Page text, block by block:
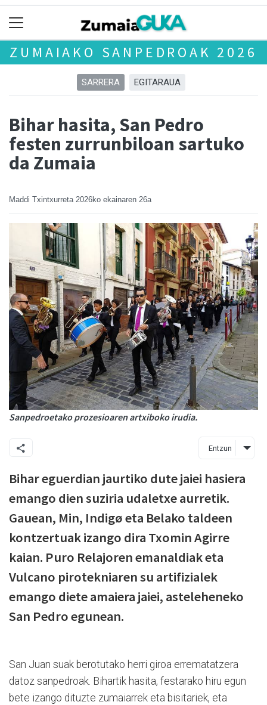
ZUMAIAKO SANPEDROAK 2026
SARRERA EGITARAUA
Bihar hasita, San Pedro
festen zurrunbiloan sartuko
da Zumaia
Maddi Txintxurreta 2026ko ekainaren 26a
Sanpedroetako prozesioaren artxiboko irudia.
Entzun
Bihar eguerdian jaurtiko dute jaiei hasiera
emango dien suziria udaletxe aurretik.
Gauean, Min, Indigø eta Belako taldeen
kontzertuak izango dira Txomin Agirre
kaian. Puro Relajoren emanaldiak eta
Vulcano pirotekniaren su artifizialek
emango diete amaiera jaiei, asteleheneko
San Pedro egunean.
San Juan suak berotutako herri giroa errematatzera
datoz sanpedroak. Bihartik hasita, festarako hiru egun
bete izango dituzte zumaiarrek eta bisitariek, eta